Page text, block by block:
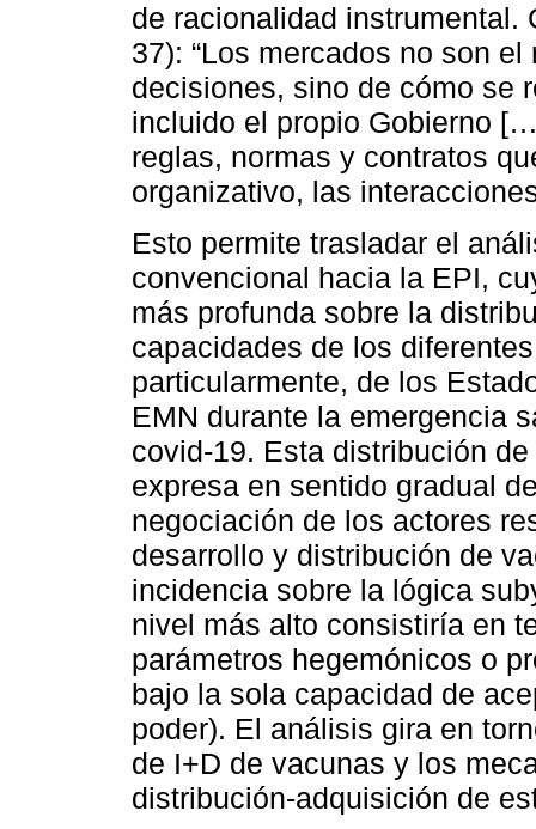
de racionalidad instrumental.
37): “Los mercados no son
decisiones, sino de cómo se
incluido el propio Gobierno
reglas, normas y contratos
organizativo, las
Esto permite trasladar el
convencional hacia la EPI,
más profunda sobre la
capacidades de los
particularmente, de los
EMN durante la emergencia
covid-19. Esta distribución
expresa en sentido gradual
negociación de los actores
desarrollo y distribución de
incidencia sobre la lógica
nivel más alto consistiría en
parámetros hegemónicos o
bajo la sola capacidad de
poder). El análisis gira en
de I+D de vacunas y los
distribución-adquisición de